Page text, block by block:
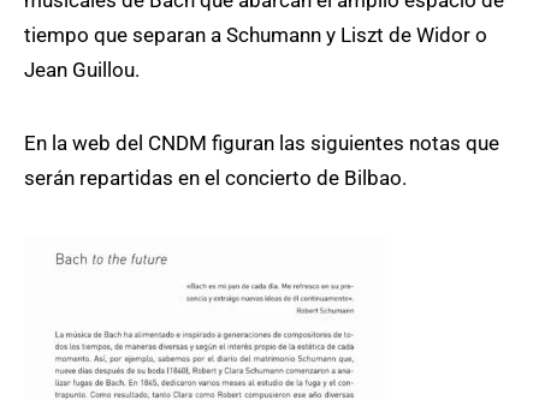
tiempo que separan a Schumann y Liszt de Widor o
Jean Guillou.
En la web del CNDM figuran las siguientes notas que
serán repartidas en el concierto de Bilbao.